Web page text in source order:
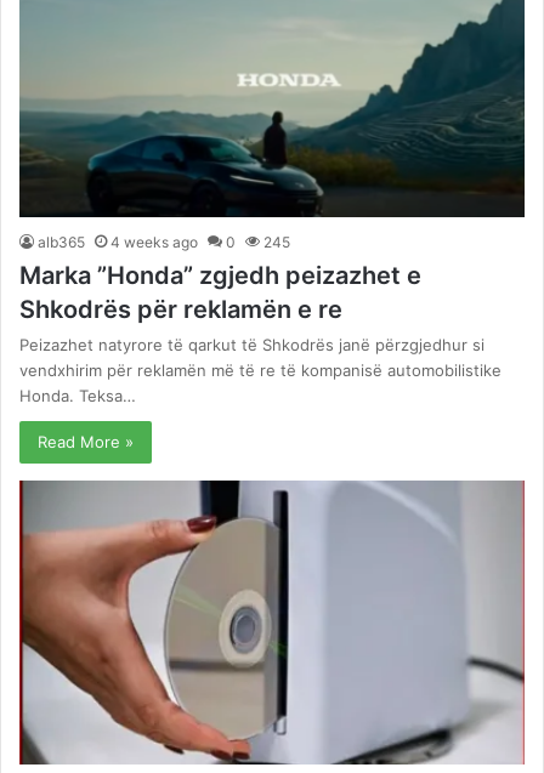
alb365 4 weeks ago 0 245
Marka ”Honda” zgjedh peizazhet e
Shkodrës për reklamën e re
Peizazhet natyrore të qarkut të Shkodrës janë përzgjedhur si
vendxhirim për reklamën më të re të kompanisë automobilistike
Honda. Teksa…
Read More »